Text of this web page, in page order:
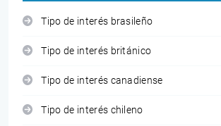
Tipo de interés brasileño
Tipo de interés británico
Tipo de interés canadiense
Tipo de interés chileno